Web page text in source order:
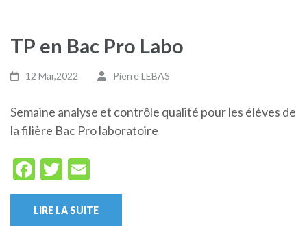
TP en Bac Pro Labo
12 Mar,2022 Pierre LEBAS
Semaine analyse et contrôle qualité pour les élèves de
la filière Bac Pro laboratoire
Facebook
Twitter
LIRE LA SUITE